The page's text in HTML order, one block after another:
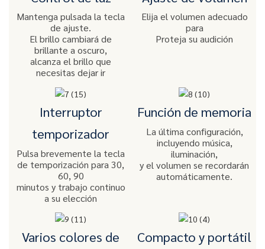
Mantenga pulsada la tecla
de ajuste.
El brillo cambiará de
brillante a oscuro,
alcanza el brillo que
necesitas dejar ir
Elija el volumen adecuado
para
Proteja su audición
Interruptor
temporizador
Pulsa brevemente la tecla
de temporización para 30,
60, 90
minutos y trabajo continuo
a su elección
Función de memoria
La última configuración,
incluyendo música,
iluminación,
y el volumen se recordarán
automáticamente.
Varios colores de
Compacto y portátil